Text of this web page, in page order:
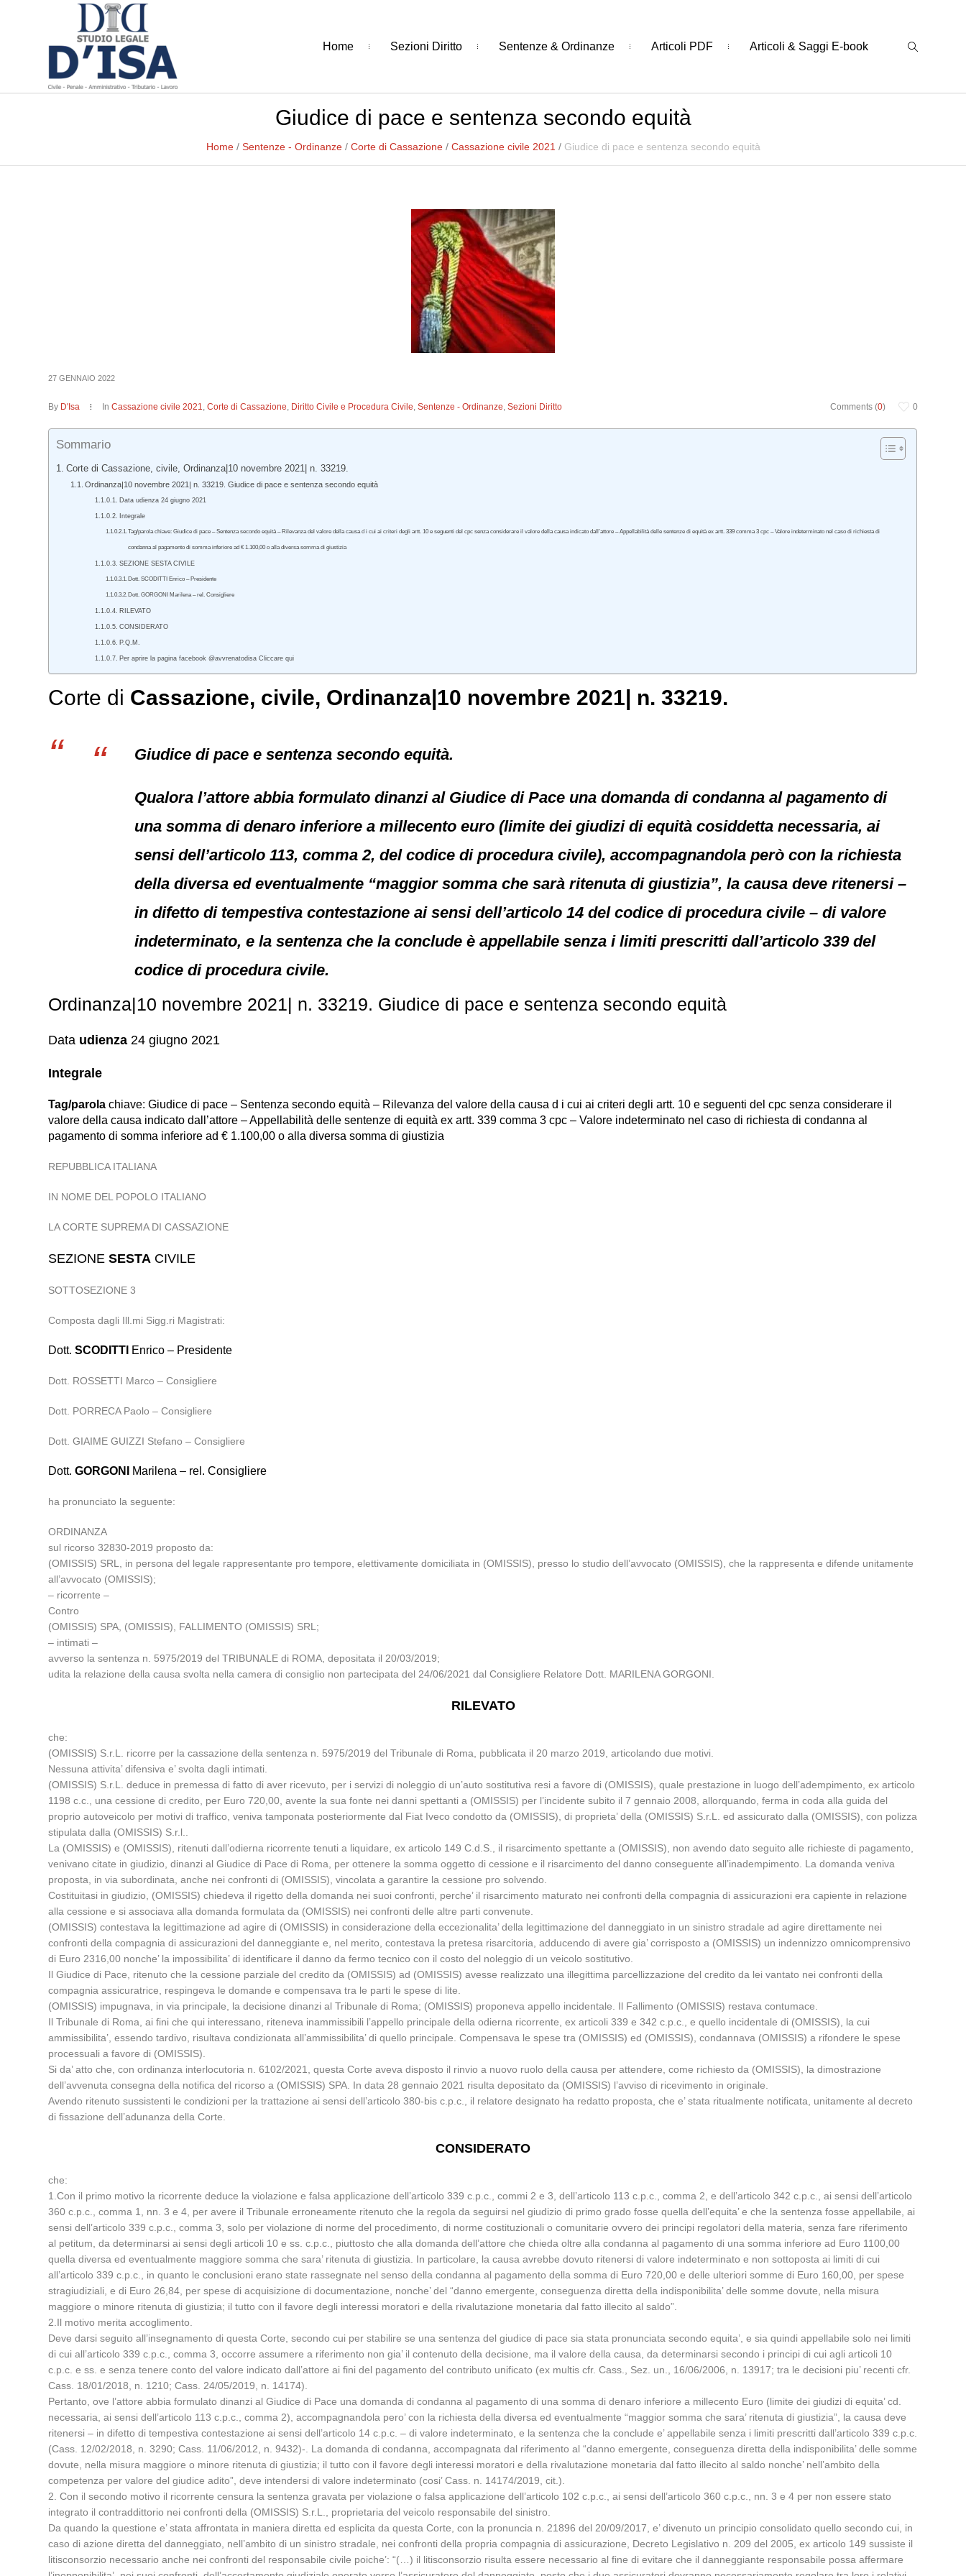
Home Sezioni Diritto Sentenze & Ordinanze Articoli PDF Articoli & Saggi E-book
Giudice di pace e sentenza secondo equità
Home / Sentenze - Ordinanze / Corte di Cassazione / Cassazione civile 2021 / Giudice di pace e sentenza secondo equità
27 GENNAIO 2022
Comments (0) 0
By D'Isa InCassazione civile 2021,Corte di Cassazione, Diritto Civile e Procedura Civile,Sentenze - Ordinanze,Sezioni Diritto
Sommario
Corte di Cassazione, civile, Ordinanza|10 novembre 2021| n. 33219.
Ordinanza|10 novembre 2021| n. 33219. Giudice di pace e sentenza secondo equità
Data udienza 24 giugno 2021
Integrale
Tag/parola chiave: Giudice di pace – Sentenza secondo equità – Rilevanza del valore della causa d i cui ai criteri degli artt. 10 e seguenti del cpc senza considerare il valore della causa indicato dall’attore – Appellabilità delle sentenze di equità ex artt. 339 comma 3 cpc – Valore indeterminato nel caso di richiesta di
condanna al pagamento di somma inferiore ad € 1.100,00 o alla diversa somma di giustizia
SEZIONE SESTA CIVILE
Dott. SCODITTI Enrico – Presidente
Dott. GORGONI Marilena – rel. Consigliere
RILEVATO
CONSIDERATO
P.Q.M.
Per aprire la pagina facebook @avvrenatodisa Cliccare qui
Corte di Cassazione, civile, Ordinanza|10 novembre 2021| n. 33219.
Giudice di pace e sentenza secondo equità.
Qualora l’attore abbia formulato dinanzi al Giudice di Pace una domanda di condanna al pagamento di
una somma di denaro inferiore a millecento euro (limite dei giudizi di equità cosiddetta necessaria, ai
sensi dell’articolo 113, comma 2, del codice di procedura civile), accompagnandola però con la richiesta
della diversa ed eventualmente “maggior somma che sarà ritenuta di giustizia”, la causa deve ritenersi –
in difetto di tempestiva contestazione ai sensi dell’articolo 14 del codice di procedura civile – di valore
indeterminato, e la sentenza che la conclude è appellabile senza i limiti prescritti dall’articolo 339 del
codice di procedura civile.
Ordinanza|10 novembre 2021| n. 33219. Giudice di pace e sentenza secondo equità
Data udienza 24 giugno 2021
Integrale
Tag/parola chiave: Giudice di pace – Sentenza secondo equità – Rilevanza del valore della causa d i cui ai criteri degli artt. 10 e seguenti del cpc senza considerare il
valore della causa indicato dall’attore – Appellabilità delle sentenze di equità ex artt. 339 comma 3 cpc – Valore indeterminato nel caso di richiesta di condanna al
pagamento di somma inferiore ad € 1.100,00 o alla diversa somma di giustizia
REPUBBLICA ITALIANA
IN NOME DEL POPOLO ITALIANO
LA CORTE SUPREMA DI CASSAZIONE
SEZIONESESTA CIVILE
SOTTOSEZIONE 3
Composta dagli Ill.mi Sigg.ri Magistrati:
Dott.SCODITTI Enrico – Presidente
Dott. ROSSETTI Marco – Consigliere
Dott. PORRECA Paolo – Consigliere
Dott. GIAIME GUIZZI Stefano – Consigliere
Dott.GORGONI Marilena – rel. Consigliere
ha pronunciato la seguente:
ORDINANZA
sul ricorso 32830-2019 proposto da:
(OMISSIS) SRL, in persona del legale rappresentante pro tempore, elettivamente domiciliata in (OMISSIS), presso lo studio dell’avvocato (OMISSIS), che la rappresenta e difende unitamente
all’avvocato (OMISSIS);
– ricorrente –
Contro
(OMISSIS) SPA, (OMISSIS), FALLIMENTO (OMISSIS) SRL;
– intimati –
avverso la sentenza n. 5975/2019 del TRIBUNALE di ROMA, depositata il 20/03/2019;
udita la relazione della causa svolta nella camera di consiglio non partecipata del 24/06/2021 dal Consigliere Relatore Dott. MARILENA GORGONI.
RILEVATO
che:
(OMISSIS) S.r.L. ricorre per la cassazione della sentenza n. 5975/2019 del Tribunale di Roma, pubblicata il 20 marzo 2019, articolando due motivi.
Nessuna attivita’ difensiva e’ svolta dagli intimati.
(OMISSIS) S.r.L. deduce in premessa di fatto di aver ricevuto, per i servizi di noleggio di un’auto sostitutiva resi a favore di (OMISSIS), quale prestazione in luogo dell’adempimento, ex articolo
1198 c.c., una cessione di credito, per Euro 720,00, avente la sua fonte nei danni spettanti a (OMISSIS) per l’incidente subito il 7 gennaio 2008, allorquando, ferma in coda alla guida del
proprio autoveicolo per motivi di traffico, veniva tamponata posteriormente dal Fiat Iveco condotto da (OMISSIS), di proprieta’ della (OMISSIS) S.r.L. ed assicurato dalla (OMISSIS), con polizza
stipulata dalla (OMISSIS) S.r.l..
La (OMISSIS) e (OMISSIS), ritenuti dall’odierna ricorrente tenuti a liquidare, ex articolo 149 C.d.S., il risarcimento spettante a (OMISSIS), non avendo dato seguito alle richieste di pagamento,
venivano citate in giudizio, dinanzi al Giudice di Pace di Roma, per ottenere la somma oggetto di cessione e il risarcimento del danno conseguente all’inadempimento. La domanda veniva
proposta, in via subordinata, anche nei confronti di (OMISSIS), vincolata a garantire la cessione pro solvendo.
Costituitasi in giudizio, (OMISSIS) chiedeva il rigetto della domanda nei suoi confronti, perche’ il risarcimento maturato nei confronti della compagnia di assicurazioni era capiente in relazione
alla cessione e si associava alla domanda formulata da (OMISSIS) nei confronti delle altre parti convenute.
(OMISSIS) contestava la legittimazione ad agire di (OMISSIS) in considerazione della eccezionalita’ della legittimazione del danneggiato in un sinistro stradale ad agire direttamente nei
confronti della compagnia di assicurazioni del danneggiante e, nel merito, contestava la pretesa risarcitoria, adducendo di avere gia’ corrisposto a (OMISSIS) un indennizzo omnicomprensivo
di Euro 2316,00 nonche’ la impossibilita’ di identificare il danno da fermo tecnico con il costo del noleggio di un veicolo sostitutivo.
Il Giudice di Pace, ritenuto che la cessione parziale del credito da (OMISSIS) ad (OMISSIS) avesse realizzato una illegittima parcellizzazione del credito da lei vantato nei confronti della
compagnia assicuratrice, respingeva le domande e compensava tra le parti le spese di lite.
(OMISSIS) impugnava, in via principale, la decisione dinanzi al Tribunale di Roma; (OMISSIS) proponeva appello incidentale. Il Fallimento (OMISSIS) restava contumace.
Il Tribunale di Roma, ai fini che qui interessano, riteneva inammissibili l’appello principale della odierna ricorrente, ex articoli 339 e 342 c.p.c., e quello incidentale di (OMISSIS), la cui
ammissibilita’, essendo tardivo, risultava condizionata all’ammissibilita’ di quello principale. Compensava le spese tra (OMISSIS) ed (OMISSIS), condannava (OMISSIS) a rifondere le spese
processuali a favore di (OMISSIS).
Si da’ atto che, con ordinanza interlocutoria n. 6102/2021, questa Corte aveva disposto il rinvio a nuovo ruolo della causa per attendere, come richiesto da (OMISSIS), la dimostrazione
dell’avvenuta consegna della notifica del ricorso a (OMISSIS) SPA. In data 28 gennaio 2021 risulta depositato da (OMISSIS) l’avviso di ricevimento in originale.
Avendo ritenuto sussistenti le condizioni per la trattazione ai sensi dell’articolo 380-bis c.p.c., il relatore designato ha redatto proposta, che e’ stata ritualmente notificata, unitamente al decreto
di fissazione dell’adunanza della Corte.
CONSIDERATO
che:
1.Con il primo motivo la ricorrente deduce la violazione e falsa applicazione dell’articolo 339 c.p.c., commi 2 e 3, dell’articolo 113 c.p.c., comma 2, e dell’articolo 342 c.p.c., ai sensi dell’articolo
360 c.p.c., comma 1, nn. 3 e 4, per avere il Tribunale erroneamente ritenuto che la regola da seguirsi nel giudizio di primo grado fosse quella dell’equita’ e che la sentenza fosse appellabile, ai
sensi dell’articolo 339 c.p.c., comma 3, solo per violazione di norme del procedimento, di norme costituzionali o comunitarie ovvero dei principi regolatori della materia, senza fare riferimento
al petitum, da determinarsi ai sensi degli articoli 10 e ss. c.p.c., piuttosto che alla domanda dell’attore che chieda oltre alla condanna al pagamento di una somma inferiore ad Euro 1100,00
quella diversa ed eventualmente maggiore somma che sara’ ritenuta di giustizia. In particolare, la causa avrebbe dovuto ritenersi di valore indeterminato e non sottoposta ai limiti di cui
all’articolo 339 c.p.c., in quanto le conclusioni erano state rassegnate nel senso della condanna al pagamento della somma di Euro 720,00 e delle ulteriori somme di Euro 160,00, per spese
stragiudiziali, e di Euro 26,84, per spese di acquisizione di documentazione, nonche’ del “danno emergente, conseguenza diretta della indisponibilita’ delle somme dovute, nella misura
maggiore o minore ritenuta di giustizia; il tutto con il favore degli interessi moratori e della rivalutazione monetaria dal fatto illecito al saldo”.
2.Il motivo merita accoglimento.
Deve darsi seguito all’insegnamento di questa Corte, secondo cui per stabilire se una sentenza del giudice di pace sia stata pronunciata secondo equita’, e sia quindi appellabile solo nei limiti
di cui all’articolo 339 c.p.c., comma 3, occorre assumere a riferimento non gia’ il contenuto della decisione, ma il valore della causa, da determinarsi secondo i principi di cui agli articoli 10
c.p.c. e ss. e senza tenere conto del valore indicato dall’attore ai fini del pagamento del contributo unificato (ex multis cfr. Cass., Sez. un., 16/06/2006, n. 13917; tra le decisioni piu’ recenti cfr.
Cass. 18/01/2018, n. 1210; Cass. 24/05/2019, n. 14174).
Pertanto, ove l’attore abbia formulato dinanzi al Giudice di Pace una domanda di condanna al pagamento di una somma di denaro inferiore a millecento Euro (limite dei giudizi di equita’ cd.
necessaria, ai sensi dell’articolo 113 c.p.c., comma 2), accompagnandola pero’ con la richiesta della diversa ed eventualmente “maggior somma che sara’ ritenuta di giustizia”, la causa deve
ritenersi – in difetto di tempestiva contestazione ai sensi dell’articolo 14 c.p.c. – di valore indeterminato, e la sentenza che la conclude e’ appellabile senza i limiti prescritti dall’articolo 339 c.p.c.
(Cass. 12/02/2018, n. 3290; Cass. 11/06/2012, n. 9432)-. La domanda di condanna, accompagnata dal riferimento al “danno emergente, conseguenza diretta della indisponibilita’ delle somme
dovute, nella misura maggiore o minore ritenuta di giustizia; il tutto con il favore degli interessi moratori e della rivalutazione monetaria dal fatto illecito al saldo nonche’ nell’ambito della
competenza per valore del giudice adito”, deve intendersi di valore indeterminato (cosi’ Cass. n. 14174/2019, cit.).
2. Con il secondo motivo il ricorrente censura la sentenza gravata per violazione o falsa applicazione dell’articolo 102 c.p.c., ai sensi dell’articolo 360 c.p.c., nn. 3 e 4 per non essere stato
integrato il contraddittorio nei confronti della (OMISSIS) S.r.L., proprietaria del veicolo responsabile del sinistro.
Da quando la questione e’ stata affrontata in maniera diretta ed esplicita da questa Corte, con la pronuncia n. 21896 del 20/09/2017, e’ divenuto un principio consolidato quello secondo cui, in
caso di azione diretta del danneggiato, nell’ambito di un sinistro stradale, nei confronti della propria compagnia di assicurazione, Decreto Legislativo n. 209 del 2005, ex articolo 149 sussiste il
litisconsorzio necessario anche nei confronti del responsabile civile poiche’: “(…) il litisconsorzio risulta essere necessario al fine di evitare che il danneggiante responsabile possa affermare